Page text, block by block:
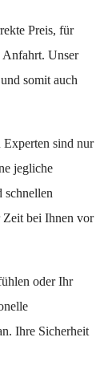
Preis, für
Unser
somit auch
Experten sind nur
jegliche
schnellen
Zeit bei Ihnen vor
oder Ihr
Ihre Sicherheit